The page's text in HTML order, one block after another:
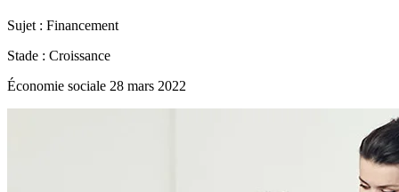
Sujet : Financement
Stade : Croissance
Économie sociale 28 mars 2022